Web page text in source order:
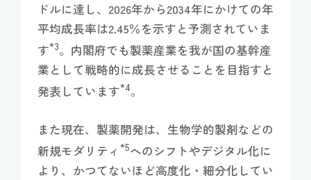
ドルに達し、2026年から2034年にかけての年
平均成長率は2.45％を示すと予測されていま
す*3。内閣府でも製薬産業を我が国の基幹産
業として戦略的に成長させることを目指すと
発表しています*4。
また現在、製薬開発は、生物学的製剤などの
新規モダリティ *5へのシフトやデジタル化に
より、かつてないほど高度化・細分化してい